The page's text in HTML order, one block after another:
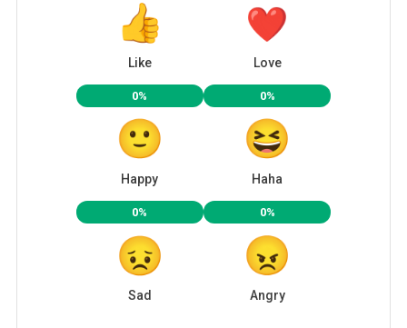
Like Love
0%
Happy
0%
Haha
0%
Sad
0%
Angry